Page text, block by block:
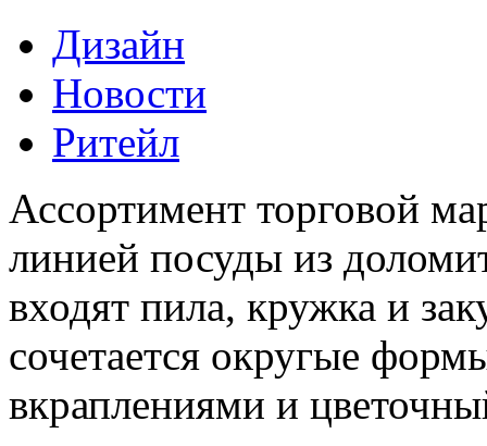
Дизайн
Новости
Ритейл
Ассортимент торговой
линией посуды из
входят пила, кружка и
сочетается округые
вкраплениями и